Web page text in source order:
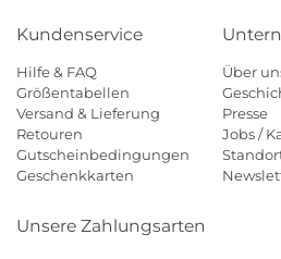
Kundenservice
Hilfe & FAQ
Größentabellen
Versand & Lieferung
Retouren
Gutscheinbedingungen
Geschenkkarten
Über
Presse
Jobs /
Unsere Zahlungsarten